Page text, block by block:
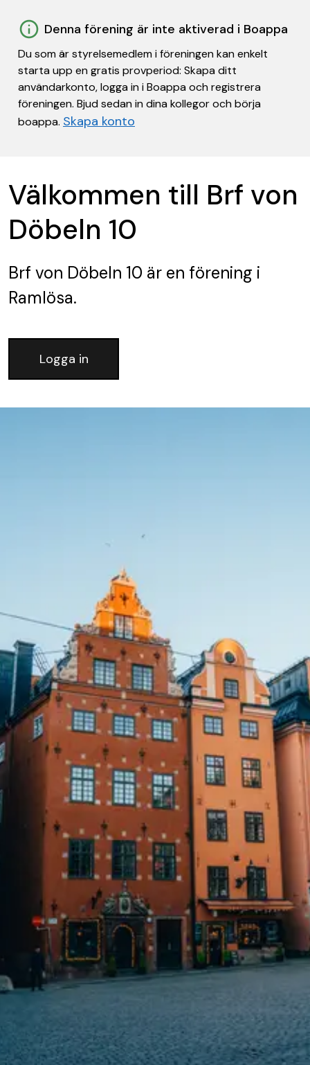
Denna förening är inte aktiverad i Boappa
Du som är styrelsemedlem i föreningen kan enkelt
starta upp en gratis provperiod: Skapa ditt
användarkonto, logga in i Boappa och registrera
föreningen. Bjud sedan in dina kollegor och börja
boappa. Skapa konto
Välkommen till Brf von
Döbeln 10
Brf von Döbeln 10 är en förening i
Ramlösa.
Logga in